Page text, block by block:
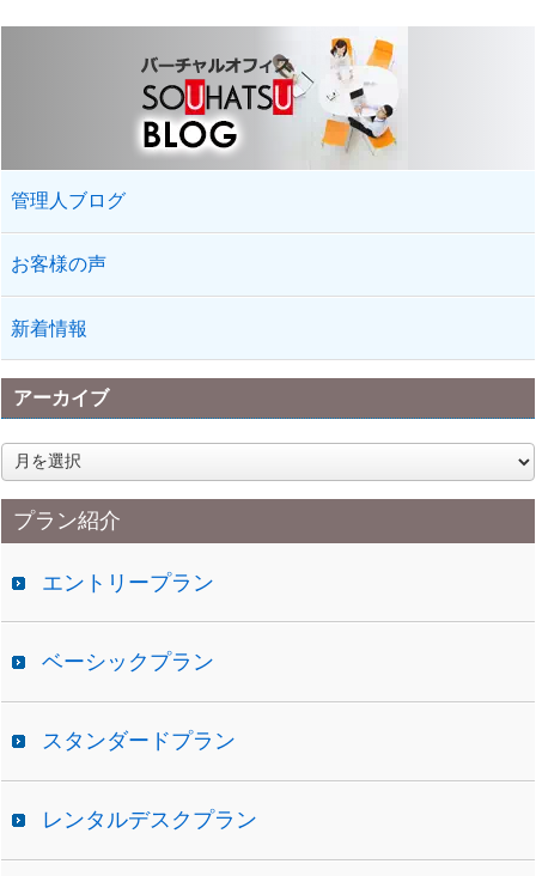
管理人ブログ
お客様の声
新着情報
アーカイブ
ア
ー
カ
イプラン紹介
エントリープラン
ベーシックプラン
スタンダードプラン
レンタルデスクプラン